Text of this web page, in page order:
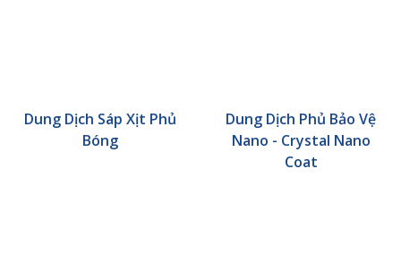
Dung Dịch Sáp Xịt Phủ
Bóng
Dung Dịch Phủ Bảo Vệ
Nano - Crystal Nano
Coat